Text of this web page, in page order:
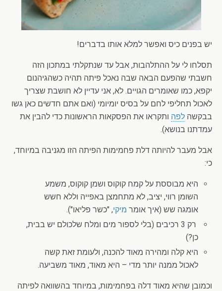
יש בפנים כיס ואפשר למלא אותו בדברים!
תסלחו לי על ההתלהבות, אבל עד שנתקלתי במתכון הזה
חשבתי שהפעם הבאה שבה נאכל פיתה תהיה כשהגיהנום
יקפא, כמו שאומרים הגויים. לא, אני עדיין לא חושבת שצריך
לאכול תחליפי לחם על בסיס יומיומי (ואם אתם חדשים כאן גשו
בבקשה לפה ותקראו את הפסקאות הראשונות כדי להבין את
עמדתנו בנושא).
אבל מעבר להיותה דלת פחמימות הפיתה הזו מגניבה במיוחד,
כי:
היא מבוססת על קמח קוקוס ושמן קוקוס, משמע
השומן רווי, יציב, לא מתחמצן באפייה וללא חשש
אומגה שש (איך אומר מיקי, "כשר פליאו").
רק 3 רכיבים (בלי לספור מים ומלח שלכולם יש בבית,
כן?)
היא קלה ומהירה מאוד להכנה, ולעומת זאת קשה
לאכול ממנה יותר מדי – היא מאוד, מאוד משביעה.
וכמובן שהיא מאוד דלה בפחמימות, במיוחד בהשוואה לפיתה